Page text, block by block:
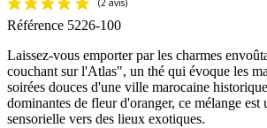
Référence 5226-100
Laissez-vous emporter par les charmes
couchant sur l'Atlas", un thé qui évoque les
soirées douces d'une ville marocaine
dominantes de fleur d'oranger, ce mélange est
sensorielle vers des lieux exotiques.